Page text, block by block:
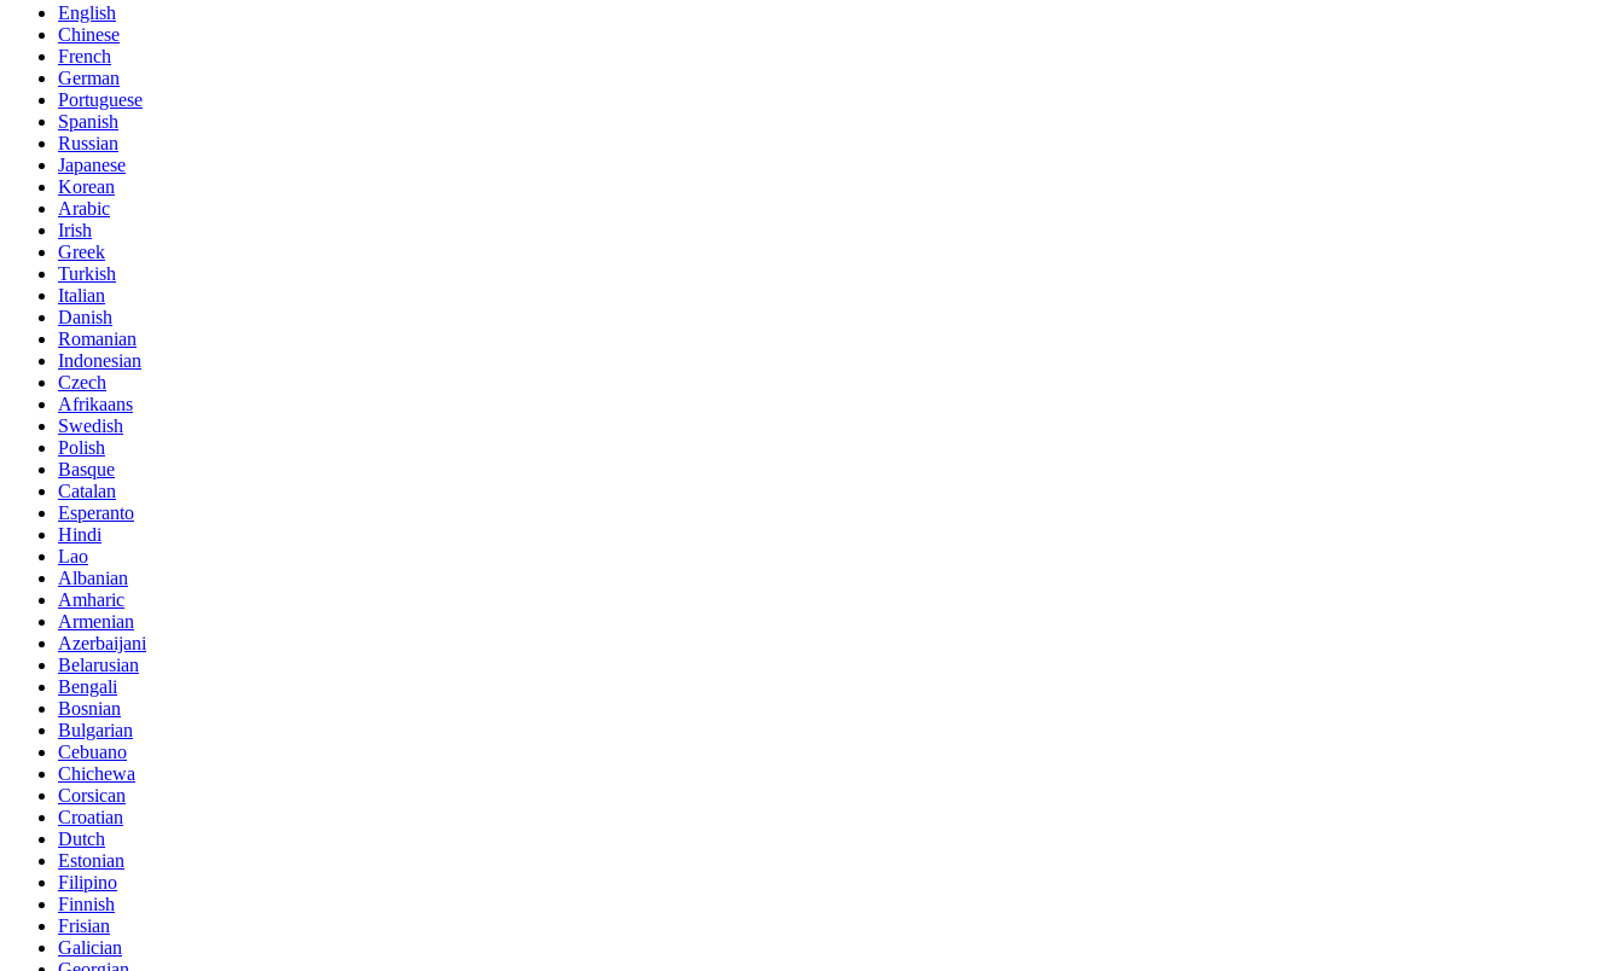
English
Chinese
French
German
Portuguese
Spanish
Russian
Japanese
Korean
Arabic
Irish
Greek
Turkish
Italian
Danish
Romanian
Indonesian
Czech
Afrikaans
Swedish
Polish
Basque
Catalan
Esperanto
Hindi
Lao
Albanian
Amharic
Armenian
Azerbaijani
Belarusian
Bengali
Bosnian
Bulgarian
Cebuano
Chichewa
Corsican
Croatian
Dutch
Estonian
Filipino
Finnish
Frisian
Galician